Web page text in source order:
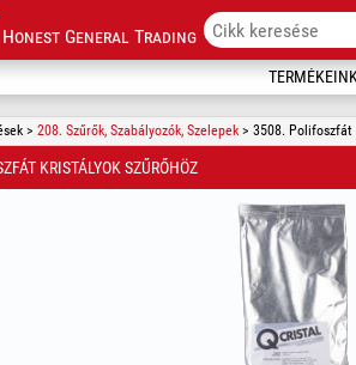
Honest General Trading
> 208. Szűrők, Szabályozók, Szelepek > 3508. Polifoszfát
KRISTÁLYOK SZŰRŐHÖZ